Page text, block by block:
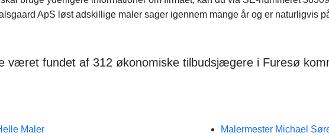
ApS løst adskillige maler sager igennem mange år og er naturligvis
været fundet af 312 økonomiske tilbudsjægere i Furesø
Maler
Malermester Michael